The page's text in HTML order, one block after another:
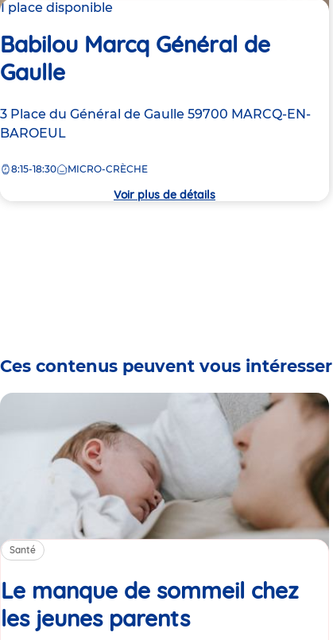
1 place disponible
Babilou Marcq Général de
Gaulle
Adresse
de
crèche
3 Place du Général de Gaulle 59700 MARCQ-EN-
BAROEUL
8:15-18:30 MICRO-CRÈCHE
Voir plus de détails
Ces contenus peuvent vous intéresser
Santé
Le manque de sommeil chez
les jeunes parentsArticle